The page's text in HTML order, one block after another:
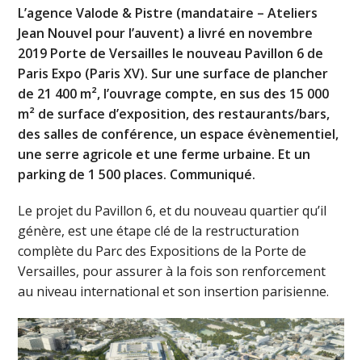
L’agence Valode & Pistre (mandataire – Ateliers
Jean Nouvel pour l’auvent) a livré en novembre
2019 Porte de Versailles le nouveau Pavillon 6 de
Paris Expo (Paris XV). Sur une surface de plancher
de 21 400 m², l’ouvrage compte, en sus des 15 000
m² de surface d’exposition, des restaurants/bars,
des salles de conférence, un espace évènementiel,
une serre agricole et une ferme urbaine. Et un
parking de 1 500 places. Communiqué.
Le projet du Pavillon 6, et du nouveau quartier qu’il
génère, est une étape clé de la restructuration
complète du Parc des Expositions de la Porte de
Versailles, pour assurer à la fois son renforcement
au niveau international et son insertion parisienne.